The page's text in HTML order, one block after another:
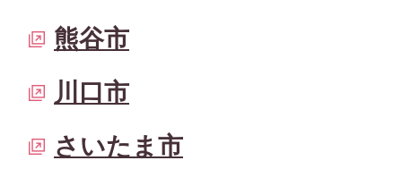
熊谷市
川口市
さいたま市